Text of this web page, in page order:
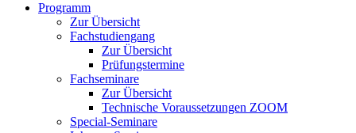
Programm
Zur Übersicht
Fachstudiengang
Zur Übersicht
Prüfungstermine
Fachseminare
Zur Übersicht
Technische Voraussetzungen ZOOM
Special-Seminare